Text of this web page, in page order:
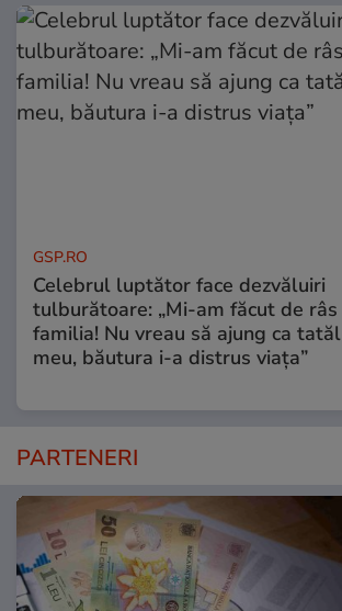
GSP.RO
Celebrul luptător face dezvăluiri
tulburătoare: „Mi-am făcut de râs
familia! Nu vreau să ajung ca tatăl
meu, băutura i-a distrus viața”
PARTENERI